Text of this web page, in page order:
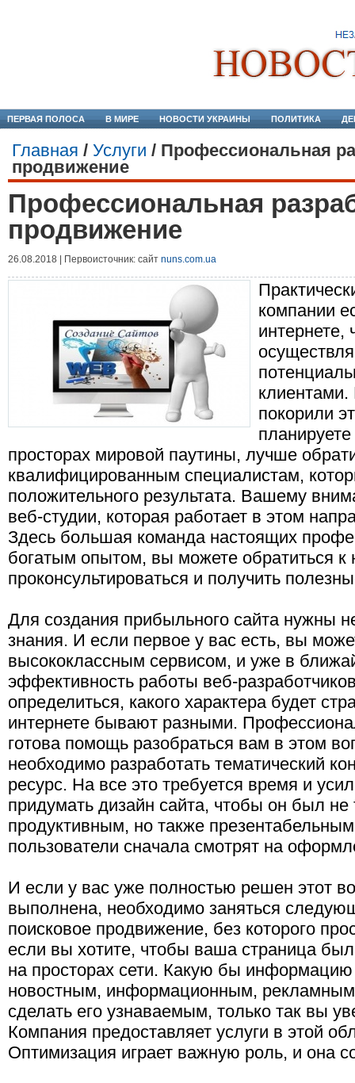
ПЕРВАЯ ПОЛОСА В МИРЕ НОВОСТИ УКРАИНЫ ПОЛИТИКА
Главная / Услуги / Профессиональная
продвижение
Профессиональная
продвижение
26.08.2018 | Первоисточник: сайт nuns.com.ua
компании
интернете,
покорили
просторах мировой паутины, лучше
квалифицированным специалистам,
положительного результата. Вашему
веб-студии, которая работает в этом
Здесь большая команда настоящих
богатым опытом, вы можете обратиться к
проконсультироваться и получить
Для создания прибыльного сайта нужны
знания. И если первое у вас есть, вы
высококлассным сервисом, и уже в
эффективность работы веб-
определиться, какого характера будет
интернете бывают разными.
готова помощь разобраться вам в этом
необходимо разработать тематический
ресурс. На все это требуется время и
придумать дизайн сайта, чтобы он был
продуктивным, но также
пользователи сначала смотрят на
И если у вас уже полностью решен этот
выполнена, необходимо заняться
поисковое продвижение, без которого
если вы хотите, чтобы ваша страница
на просторах сети. Какую бы информацию
новостным, информационным,
сделать его узнаваемым, только так вы
Компания предоставляет услуги в этой
Оптимизация играет важную роль, и она